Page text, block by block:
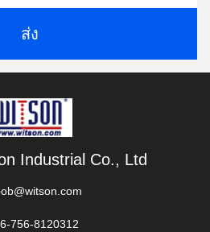
ส่ง
Industrial Co., Ltd
756-8120312